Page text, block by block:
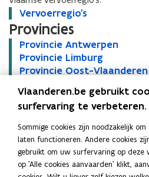
n
a
l
e
a
a
n
s
p
e
e
k
p
a
l
e
a
a
n
s
p
e
e
k
p
V
e
r
v
o
e
r
e
g
i
o
'
s
Vervoerregio's
V
e
r
v
o
e
r
e
g
i
o
'
s
Provincies
P
r
o
i
n
i
e
A
n
Provincie Antwerpen
P
r
o
i
n
i
e
A
n
P
r
v
i
c
i
e
L
Provincie Limburg
P
r
v
i
c
i
e
L
P
o
v
n
c
i
e
Provincie Oost-Vlaanderen
P
o
v
n
c
i
e
r
o
i
n
c
i
r
o
i
n
c
i
P
r
v
i
n
c
Provincie West-Vlaanderen
P
r
v
i
n
c
VVSG
Het Gemeentelijk
Vervoerregiowerking ondersteunt
betrokkenheid in de
regionale mobiliteitsplannen.
Vlaanderen.be gebruikt
surfervaring te verbeteren.
Sommige cookies zijn noodzakelijk
laten functioneren. Andere cookies
gebruikt om uw surfervaring op deze
op 'Alle cookies aanvaarden' klikt,